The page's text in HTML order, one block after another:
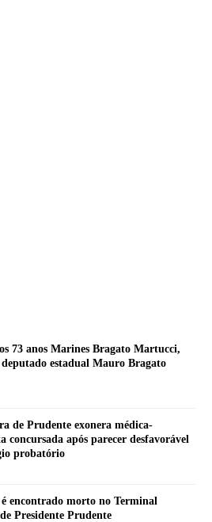
73 anos Marines Bragato Martucci,
estadual Mauro Bragato
de Prudente exonera médica-
concursada após parecer desfavorável
probatório
encontrado morto no Terminal
Presidente Prudente